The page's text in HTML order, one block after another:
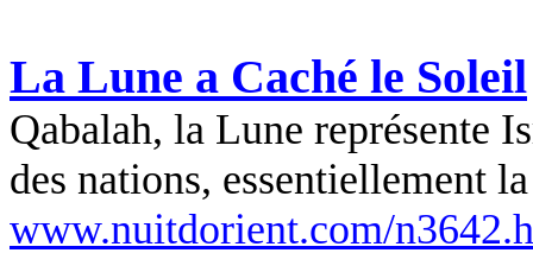
La Lune a Caché le Soleil
Qabalah, la Lune représente
des nations, essentiellement
www.nuitdorient.com/